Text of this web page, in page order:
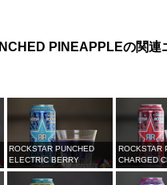
PINEAPPLEの関連
ROCKSTAR PUNCHED
ELECTRIC BERRY
ROCKSTAR
CHARGED